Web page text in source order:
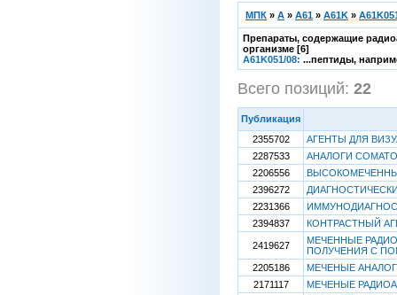
МПК » A » A61 » A61K »
Препараты, содержащие
организме [6]
A61K051/08: ...пептиды,
Всего позиций: 22
Публикация
2355702
АГЕНТЫ ДЛЯ
2287533
АНАЛОГИ
2206556
2396272
2231366
2394837
КОНТРАСТНЫЙ
2419627
МЕЧЕННЫЕ
ПОЛУЧЕНИЯ С
2205186
МЕЧЕНЫЕ
2171117
МЕЧЕНЫЕ